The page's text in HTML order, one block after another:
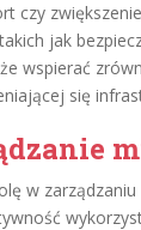
czy
jak
wspierać
się
w